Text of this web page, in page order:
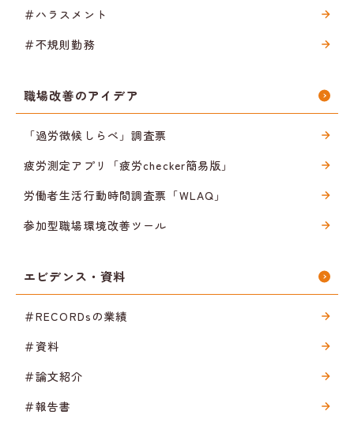
＃ハラスメント
＃不規則勤務
職場改善のアイデア
「過労徴候しらべ」調査票
疲労測定アプリ「疲労checker簡易版」
労働者生活行動時間調査票「WLAQ」
参加型職場環境改善ツール
エビデンス・資料
＃RECORDsの業績
＃資料
＃論文紹介
＃報告書